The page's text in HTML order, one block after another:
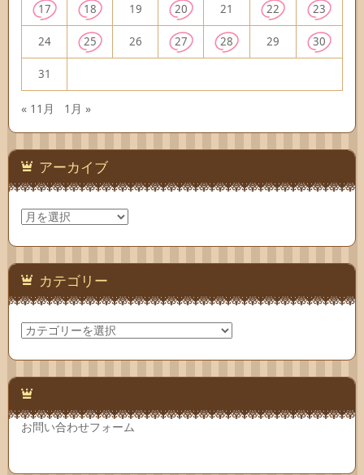
17 18 19 20 21 22 23
24 25 26 27 28 29 30
31
« 11月 1月 »
アーカイブ
ア
ー
カ
イ
ブ カテゴリー
カ
テ
ゴ
ー
お問い合わせフォーム